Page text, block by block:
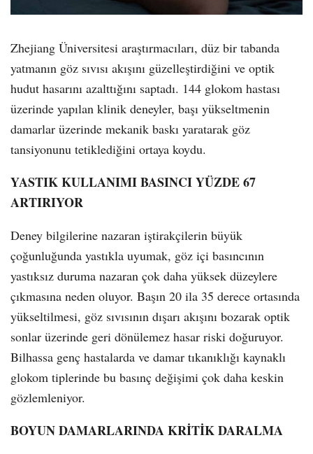
Zhejiang Üniversitesi araştırmacıları, düz bir tabanda
yatmanın göz sıvısı akışını güzelleştirdiğini ve optik
hudut hasarını azalttığını saptadı. 144 glokom hastası
üzerinde yapılan klinik deneyler, başı yükseltmenin
damarlar üzerinde mekanik baskı yaratarak göz
tansiyonunu tetiklediğini ortaya koydu.
YASTIK KULLANIMI BASINCI YÜZDE 67
ARTIRIYOR
Deney bilgilerine nazaran iştirakçilerin büyük
çoğunluğunda yastıkla uyumak, göz içi basıncının
yastıksız duruma nazaran çok daha yüksek düzeylere
çıkmasına neden oluyor. Başın 20 ila 35 derece ortasında
yükseltilmesi, göz sıvısının dışarı akışını bozarak optik
sonlar üzerinde geri dönülemez hasar riski doğuruyor.
Bilhassa genç hastalarda ve damar tıkanıklığı kaynaklı
glokom tiplerinde bu basınç değişimi çok daha keskin
gözlemleniyor.
BOYUN DAMARLARINDA KRİTİK DARALMA